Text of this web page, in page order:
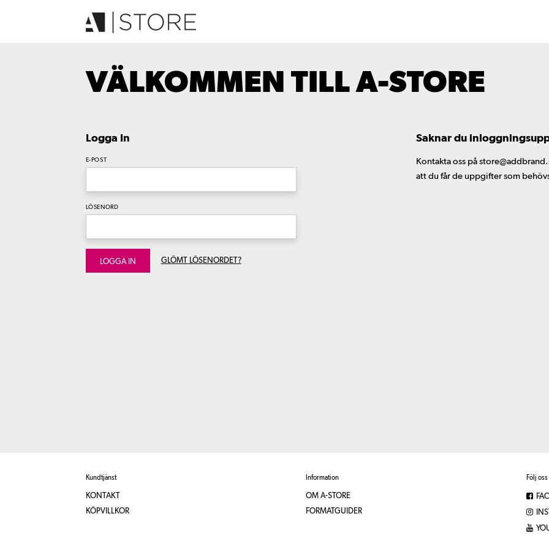
VÄLKOMMEN TILL A-STORE
Logga In
E-POST
LÖSENORD
LOGGA IN GLÖMT LÖSENORDET?
Saknar du
Kontakta oss på
att du får de uppgifter som
Kundtjänst
KONTAKT
KÖPVILLKOR
Information
OM A-STORE
FORMATGUIDER
Följ oss